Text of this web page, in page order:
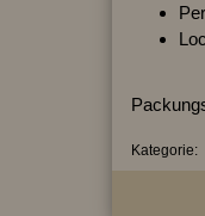
Kategorie: